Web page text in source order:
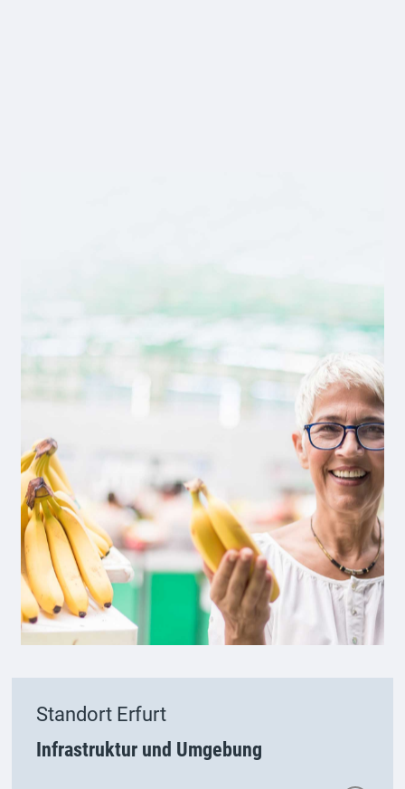
Standort Erfurt
Infrastruktur und Umgebung